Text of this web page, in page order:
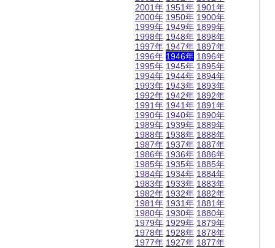
2001年
2000年
1999年
1998年
1997年
1996年
1995年
1994年
1993年
1992年
1991年
1990年
1989年
1988年
1987年
1986年
1985年
1984年
1983年
1982年
1981年
1980年
1979年
1978年
1977年
1951年
1950年
1949年
1948年
1947年
1946年
1945年
1944年
1943年
1942年
1941年
1940年
1939年
1938年
1937年
1936年
1935年
1934年
1933年
1932年
1931年
1930年
1929年
1928年
1927年
1901年
1900年
1899年
1898年
1897年
1896年
1895年
1894年
1893年
1892年
1891年
1890年
1889年
1888年
1887年
1886年
1885年
1884年
1883年
1882年
1881年
1880年
1879年
1878年
1877年